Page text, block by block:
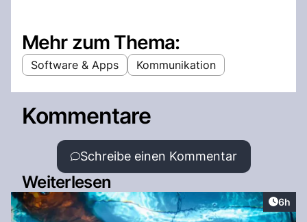
Mehr zum Thema:
Software & Apps Kommunikation
Kommentare
Schreibe einen Kommentar
Weiterlesen
6h